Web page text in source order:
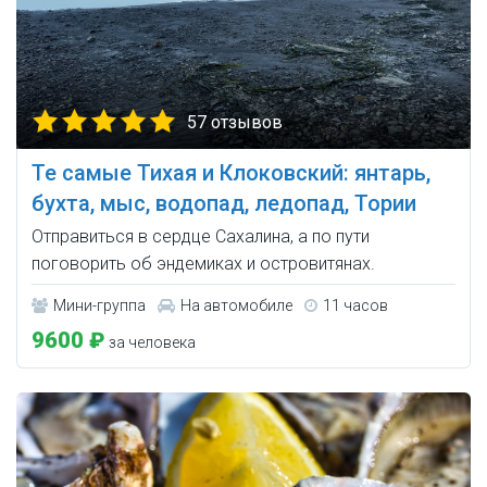
57 отзывов
Те самые Тихая и Клоковский: янтарь,
бухта, мыс, водопад, ледопад, Тории
Отправиться в сердце Сахалина, а по пути
поговорить об эндемиках и островитянах.
Мини-группа На автомобиле 11 часов
9600 ₽ за человека